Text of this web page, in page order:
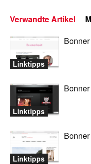
Verwandte Artikel
Linktipps
Linktipps
Linktipps